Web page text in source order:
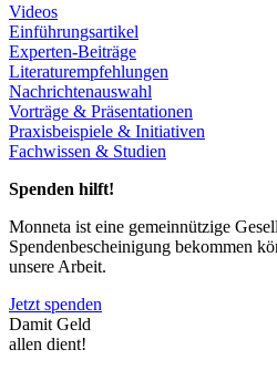
Videos
Einführungsartikel
Experten-Beiträge
Literaturempfehlungen
Nachrichtenauswahl
Vorträge & Präsentationen
Praxisbeispiele & Initiativen
Fachwissen & Studien
Spenden hilft!
Monneta ist eine gemeinnützige
Spendenbescheinigung bekommen
unsere Arbeit.
Jetzt spenden
Damit Geld
allen dient!